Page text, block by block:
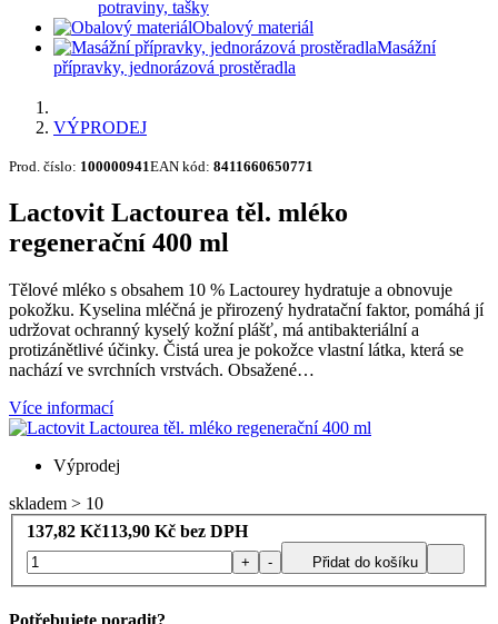
potraviny, tašky
Obalový materiál
Masážní
přípravky, jednorázová prostěradla
VÝPRODEJ
Prod. číslo: 100000941EAN kód: 8411660650771
Lactovit Lactourea těl. mléko
regenerační 400 ml
Tělové mléko s obsahem 10 % Lactourey hydratuje a obnovuje
pokožku. Kyselina mléčná je přirozený hydratační faktor, pomáhá jí
udržovat ochranný kyselý kožní plášť, má antibakteriální a
protizánětlivé účinky. Čistá urea je pokožce vlastní látka, která se
nachází ve svrchních vrstvách. Obsažené…
Více informací
Výprodej
skladem > 10
137,82 Kč113,90 Kč bez DPH
+ - Přidat do košíku